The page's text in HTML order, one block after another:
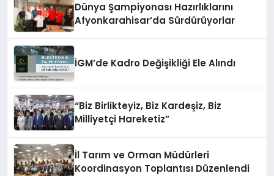
Dünya Şampiyonası Hazırlıklarını
Afyonkarahisar’da Sürdürüyorlar
İGM’de Kadro Değişikliği Ele Alındı
“Biz Birlikteyiz, Biz Kardeşiz, Biz
Milliyetçi Hareketiz”
İl Tarım ve Orman Müdürleri
Koordinasyon Toplantısı Düzenlendi